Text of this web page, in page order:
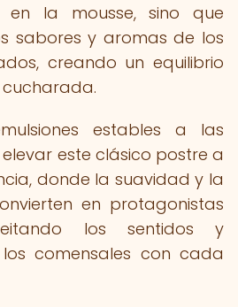
la mousse, sino que
sabores y aromas de los
creando un equilibrio
estables a las
este clásico postre a
donde la suavidad y la
en protagonistas
los sentidos y
comensales con cada